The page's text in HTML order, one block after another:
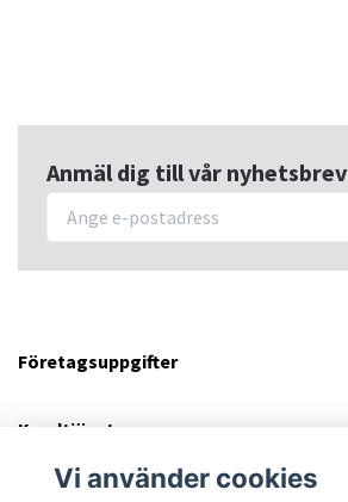
Anmäl dig till vår nyhetsbrev
Företagsuppgifter
Kundtjänst
Sociala medier
Vi använder cookies